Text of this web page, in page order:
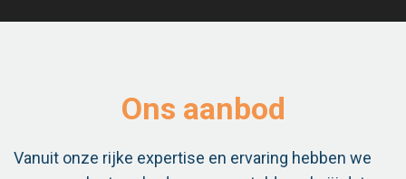
Ons aanbod
Vanuit onze rijke expertise en ervaring hebben we